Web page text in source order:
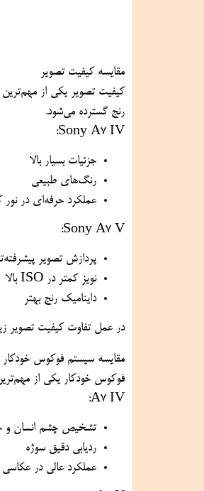
مقایسه کیفیت تصویر
کیفیت تصویر یکی از مهم‌ترین
رنج گسترده می‌شود.
Sony A7 IV:
جزئیات بسیار بالا
رنگ‌های طبیعی
عملکرد حرفه‌ای در نور
Sony A7 V:
پردازش تصویر
نویز کمتر در ISO بالا
داینامیک رنج بهتر
در عمل تفاوت کیفیت تصویر
مقایسه سیستم فوکوس خودکار
فوکوس خودکار یکی از
A7 IV:
تشخیص چشم انسان و
ردیابی دقیق سوژه
عملکرد عالی در عکاسی